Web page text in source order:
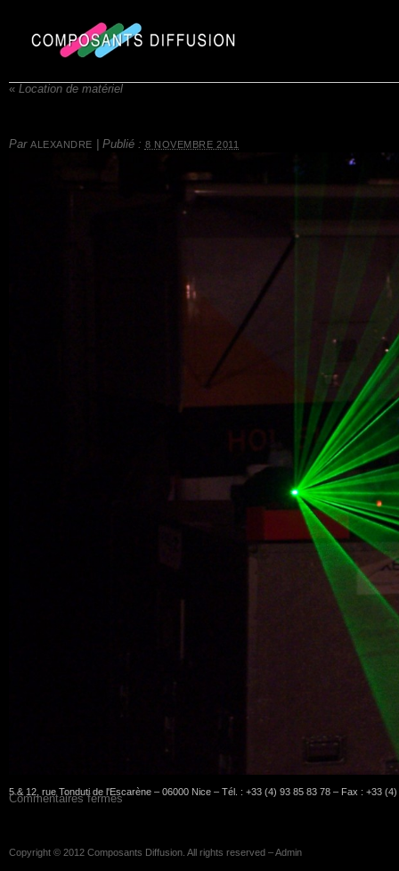
« Location de matériel
Par ALEXANDRE Publié : 8 NOVEMBRE 2011
Commentaires fermés
5 & 12, rue Tonduti de l'Escarène – 06000 Nice – Tél. : +33 (4) 93 85 83 78 – Fax : +33
Copyright © 2012 Composants Diffusion . All rights reserved –Admin